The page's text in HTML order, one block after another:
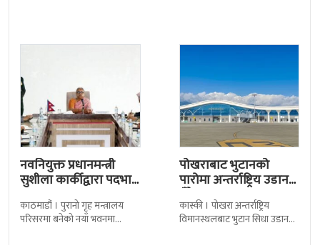
नवनियुक्त प्रधानमन्त्री
सुशीला कार्कीद्वारा पदभार
काठमाडौं । पुरानो गृह मन्त्रालय
परिसरमा बनेको नयाँ भवनमा
पोखराबाट भुटानको
पारोमा अन्तर्राष्ट्रिय उडान
हुँदै
कास्की । पोखरा अन्तर्राष्ट्रिय
विमानस्थलबाट भुटान सिधा उडान